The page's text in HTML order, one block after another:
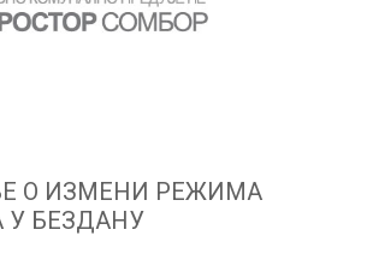
О ИЗМЕНИ РЕЖИМА
У БЕЗДАНУ